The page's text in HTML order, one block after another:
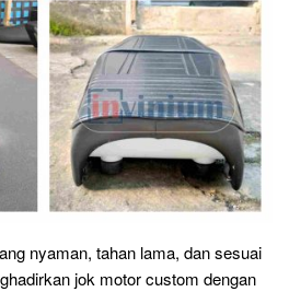
nyaman, tahan lama, dan sesuai
jok motor custom dengan